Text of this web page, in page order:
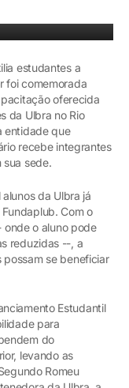
estudantes a
foi comemorada
oferecida
da Ulbra no Rio
entidade que
recebe integrantes
sua sede.
da Ulbra já
Com o
onde o aluno pode
reduzidas --, a
se beneficiar
Estudantil
para
do
levando as
Romeu